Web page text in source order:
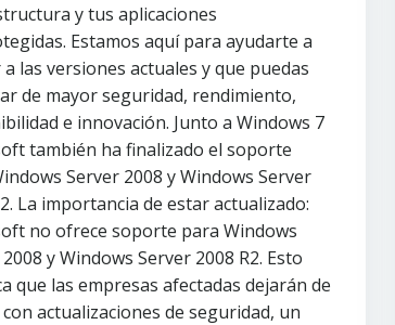
y tus aplicaciones
Estamos aquí para ayudarte a
las versiones actuales y que puedas
de mayor seguridad, rendimiento,
e innovación. Junto a Windows 7
también ha finalizado el soporte
Server 2008 y Windows Server
La importancia de estar actualizado:
no ofrece soporte para Windows
y Windows Server 2008 R2. Esto
que las empresas afectadas dejarán de
actualizaciones de seguridad, un